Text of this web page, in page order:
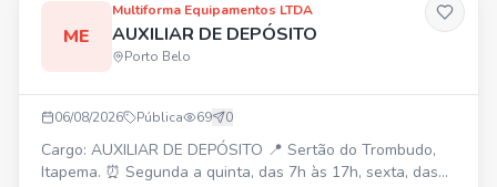
ME
Multiforma Equipamentos LTDA
AUXILIAR DE DEPÓSITO
Porto Belo
06/08/2026 Pública 69 0
Cargo: AUXILIAR DE DEPÓSITO 📍 Sertão do Trombudo,
Itapema. ⏰ Segunda a quinta, das 7h às 17h, sexta, das